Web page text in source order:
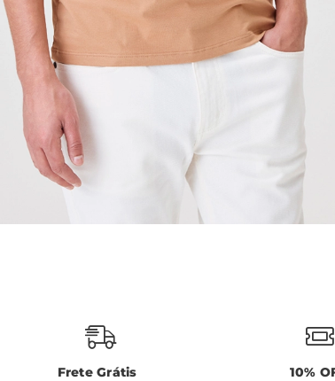
Frete Grátis 10%